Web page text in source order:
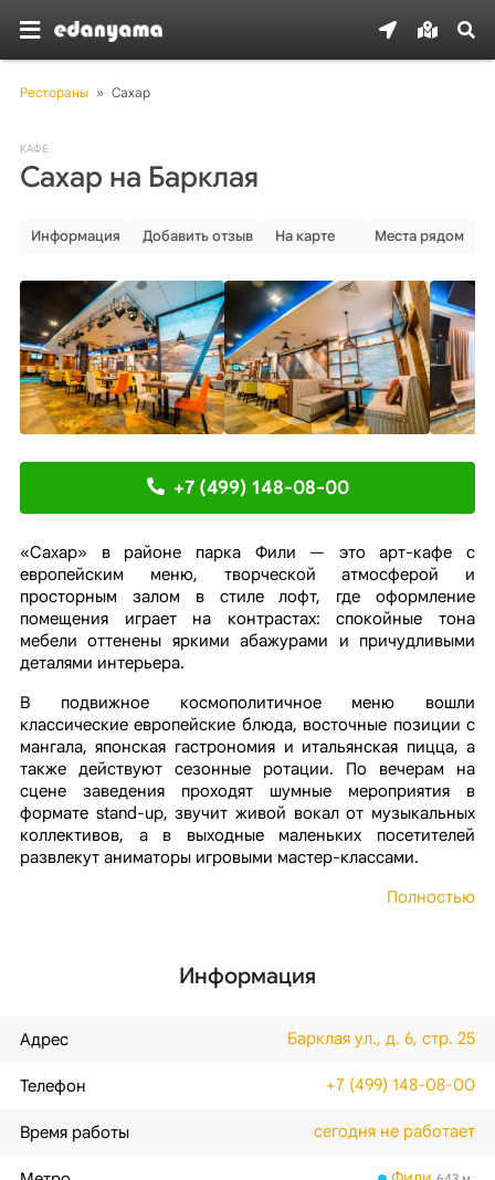
Рестораны » Сахар
КАФЕ
Сахар на Барклая
Информация Добавить отзыв На карте Места рядом
+7 (499) 148-08-00
«Сахар» в районе парка Фили — это арт-кафе с
европейским меню, творческой атмосферой и
просторным залом в стиле лофт, где оформление
помещения играет на контрастах: спокойные тона
мебели оттенены яркими абажурами и причудливыми
деталями интерьера.
В подвижное космополитичное меню вошли
классические европейские блюда, восточные позиции с
мангала, японская гастрономия и итальянская пицца, а
также действуют сезонные ротации. По вечерам на
сцене заведения проходят шумные мероприятия в
формате stand-up, звучит живой вокал от музыкальных
коллективов, а в выходные маленьких посетителей
развлекут аниматоры игровыми мастер-классами.
Полностью
Информация
Адрес Барклая ул., д. 6, стр. 25
Телефон +7 (499) 148-08-00
Время работы сегодня не работает